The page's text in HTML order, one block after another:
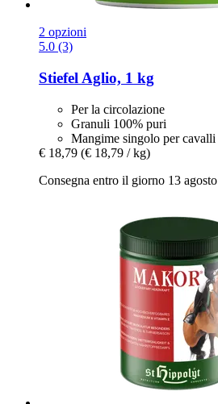
2 opzioni
5.0 (3)
Stiefel Aglio, 1 kg
Per la circolazione
Granuli 100% puri
Mangime singolo per cavalli
€ 18,79 (€ 18,79 / kg)
Consegna entro il giorno 13 agosto